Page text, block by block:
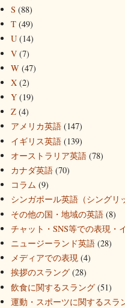
S (88)
T (49)
U (14)
V (7)
W (47)
X (2)
Y (19)
Z (4)
アメリカ英語 (147)
イギリス英語 (139)
オーストラリア英語 (78)
カナダ英語 (70)
コラム (9)
シンガポール英語（シングリ
その他の国・地域の英語 (8)
チャット・SNS等での表現・
ニュージーランド英語 (28)
メディアでの表現 (4)
挨拶のスラング (28)
飲食に関するスラング (51)
運動・スポーツに関するスラ